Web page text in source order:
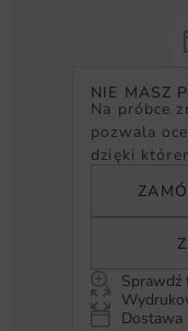
NIE MASZ
Na próbce
pozwala
dzięki
Sprawdź
Dostawa